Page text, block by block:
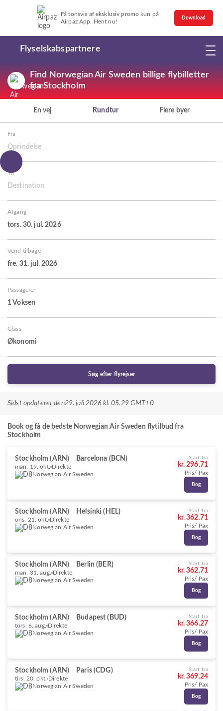
Få tonsvis af eksklusiv promo kun på
Airpaz App. Hent nu!
Download
Flyselskabspartnere
Find Norwegian Air Sweden billige flybilletter
fra Stockholm
En vej Rundtur Flere byer
Fra
Oprindelse
Til
Destination
Afgang
tors. 30. jul. 2026
Vend tilbage
fre. 31. jul. 2026
Passagerer
1 Voksen
Class
Økonomi
Søg efter flyrejser
Sidst opdateret den29. juli 2026 kl. 05.29 GMT+0
Book og få de bedste Norwegian Air Sweden flytilbud fra
Stockholm
Stockholm (ARN) Barcelona (BCN)
man. 19. okt. Direkte
Norwegian Air Sweden
Start fra
kr. 296.71
Pris/ Pax
Bog
Stockholm (ARN) Helsinki (HEL)
ons. 21. okt. Direkte
Norwegian Air Sweden
Start fra
kr. 362.71
Pris/ Pax
Bog
Stockholm (ARN) Berlin (BER)
man. 31. aug. Direkte
Norwegian Air Sweden
Start fra
kr. 362.71
Pris/ Pax
Bog
Stockholm (ARN) Budapest (BUD)
tors. 6. aug. Direkte
Norwegian Air Sweden
Start fra
kr. 366.27
Pris/ Pax
Bog
Stockholm (ARN) Paris (CDG)
tirs. 20. okt. Direkte
Norwegian Air Sweden
Start fra
kr. 369.24
Pris/ Pax
Bog